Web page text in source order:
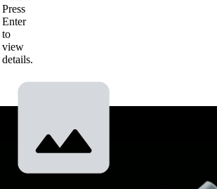
Press
Enter
to
view
details.